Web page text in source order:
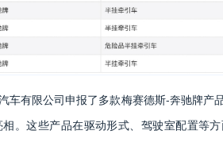
车有限公司申报了多款梅赛德斯-奔驰牌产
。这些产品在驱动形式、驾驶室配置等